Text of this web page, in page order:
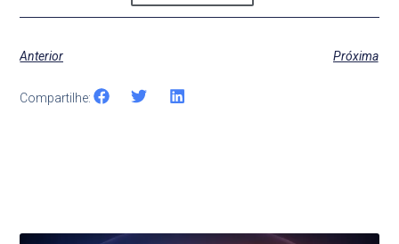
Anterior Próxima
Compartilhe: